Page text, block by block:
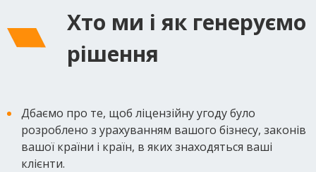
Хто ми і як генеруємо
рішення
Дбаємо про те, щоб ліцензійну угоду було
розроблено з урахуванням вашого бізнесу, законів
вашої країни і країн, в яких знаходяться ваші
клієнти.